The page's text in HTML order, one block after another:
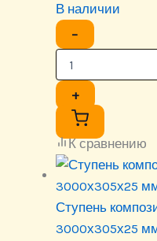
В наличии
−
+
К сравнению
Ступень
3000х305х25